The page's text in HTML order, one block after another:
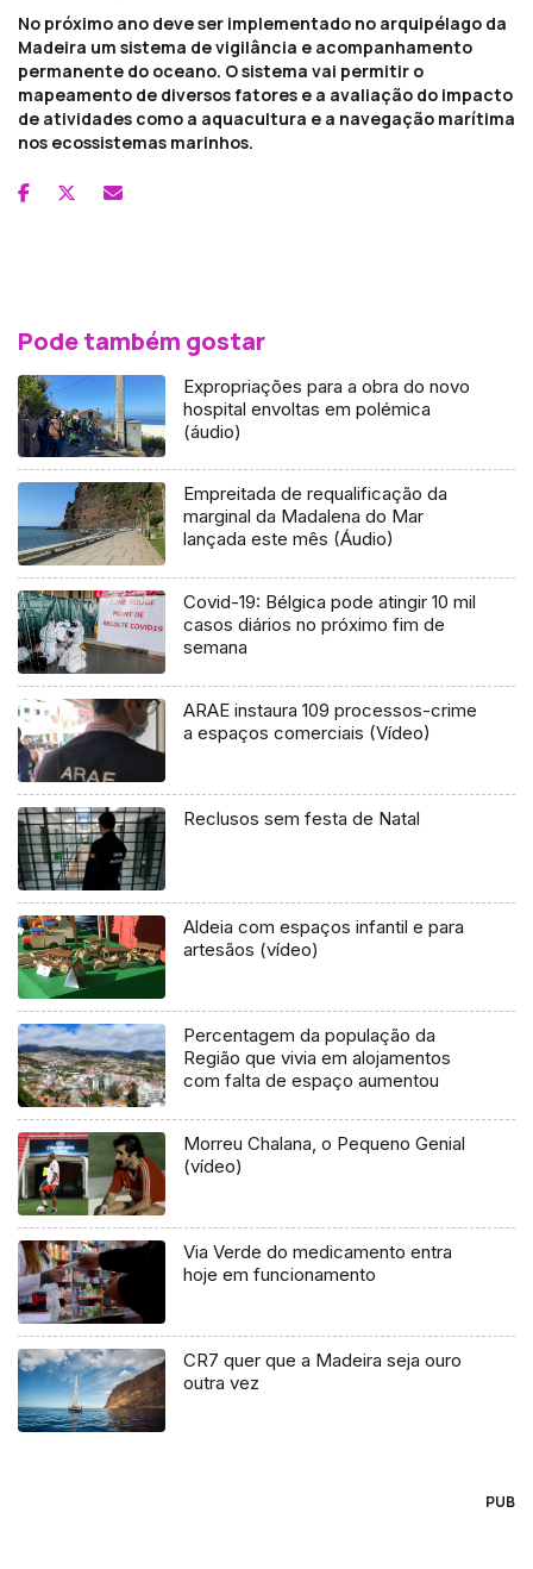
No próximo ano deve ser implementado no arquipélago da
Madeira um sistema de vigilância e acompanhamento
permanente do oceano. O sistema vai permitir o
mapeamento de diversos fatores e a avaliação do impacto
de atividades como a aquacultura e a navegação marítima
nos ecossistemas marinhos.
Pode também gostar
Expropriações para a obra do novo
hospital envoltas em polémica
(áudio)
Empreitada de requalificação da
marginal da Madalena do Mar
lançada este mês (Áudio)
Covid-19: Bélgica pode atingir 10 mil
casos diários no próximo fim de
semana
ARAE instaura 109 processos-crime
a espaços comerciais (Vídeo)
Reclusos sem festa de Natal
Aldeia com espaços infantil e para
artesãos (vídeo)
Percentagem da população da
Região que vivia em alojamentos
com falta de espaço aumentou
Morreu Chalana, o Pequeno Genial
(vídeo)
Via Verde do medicamento entra
hoje em funcionamento
CR7 quer que a Madeira seja ouro
outra vez
PUB